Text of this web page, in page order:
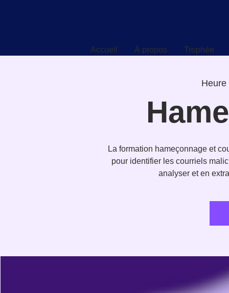
Accueil À propos Trophée
Heure
La formation hameçonnage et
pour identifier les courriels
analyser et en